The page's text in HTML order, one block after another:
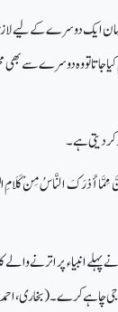
ایک دوسرے کے لیے
جاتا تو وہ دوسرے سے بھی
کر دیتی ہے۔
أَدْرَكَ النَّاسُ مِنْ كَلَامِ
انبیاء پر اترنے والے
جی چاہے کرے۔ (بخاری،